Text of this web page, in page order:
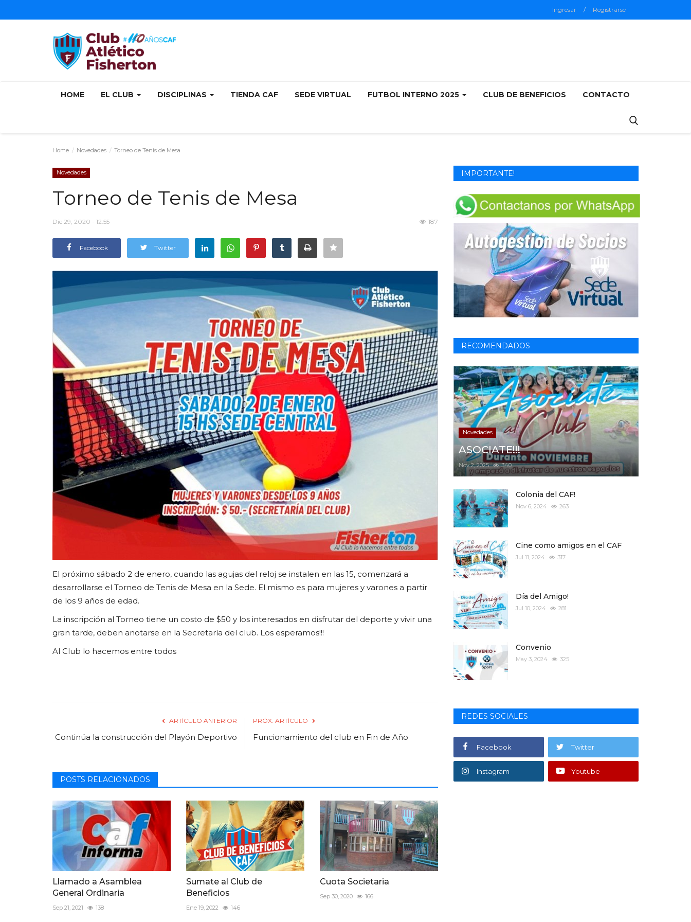
Ingresar / Registrarse
HOME EL CLUB DISCIPLINAS TIENDA CAF SEDE VIRTUAL FUTBOL INTERNO 2025 CLUB DE BENEFICIOS CONTACTO
Home Novedades Torneo de Tenis de Mesa
Novedades
Torneo de Tenis de Mesa
Dic 29, 2020 - 12:55 187
Facebook Twitter
El próximo sábado 2 de enero, cuando las agujas del reloj se instalen en las 15, comenzará a
desarrollarse el Torneo de Tenis de Mesa en la Sede. El mismo es para mujeres y varones a partir
de los 9 años de edad.
La inscripción al Torneo tiene un costo de $50 y los interesados en disfrutar del deporte y vivir una
gran tarde, deben anotarse en la Secretaría del club. Los esperamos!!!
Al Club lo hacemos entre todos
ARTÍCULO ANTERIOR
Continúa la construcción del Playón Deportivo
PRÓX. ARTÍCULO
Funcionamiento del club en Fin de Año
POSTS RELACIONADOS
Llamado a Asamblea
General Ordinaria
Sep 21, 2021 138
Sumate al Club de
Beneficios
Ene 19, 2022 146
Cuota Societaria
Sep 30, 2020 166
IMPORTANTE!
RECOMENDADOS
Novedades
ASOCIATE!!!
Nov 2, 2025 340
Colonia del CAF!
Nov 6, 2024 263
Cine como amigos en el CAF
Jul 11, 2024 317
Día del Amigo!
Jul 10, 2024 281
Convenio
May 3, 2024 325
REDES SOCIALES
Facebook Twitter
Instagram Youtube